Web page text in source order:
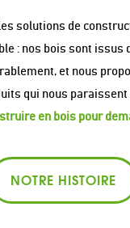
solutions de
: nos bois sont issus
et nous
qui nous
en bois pour
NOTRE HISTOIRE